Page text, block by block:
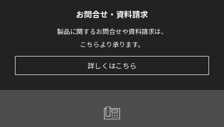
お問合せ・資料請求
製品に関するお問合せや資料請求は、
こちらより承ります。
詳しくはこちら